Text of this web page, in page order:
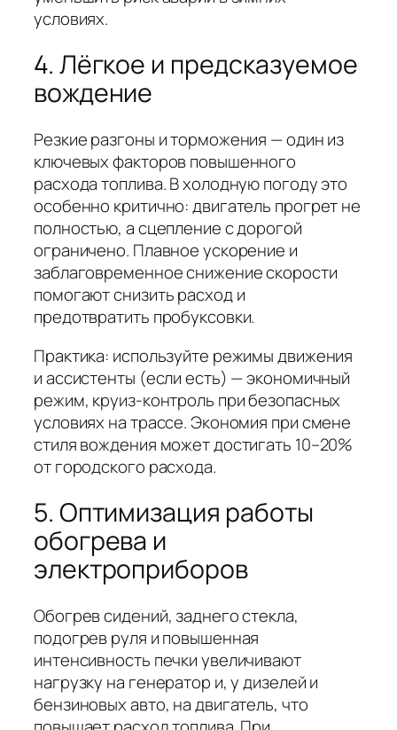
условиях.
4. Лёгкое и предсказуемое
вождение
Резкие разгоны и торможения — один из
ключевых факторов повышенного
расхода топлива. В холодную погоду это
особенно критично: двигатель прогрет не
полностью, а сцепление с дорогой
ограничено. Плавное ускорение и
заблаговременное снижение скорости
помогают снизить расход и
предотвратить пробуксовки.
Практика: используйте режимы движения
и ассистенты (если есть) — экономичный
режим, круиз-контроль при безопасных
условиях на трассе. Экономия при смене
стиля вождения может достигать 10–20%
от городского расхода.
5. Оптимизация работы
обогрева и
электроприборов
Обогрев сидений, заднего стекла,
подогрев руля и повышенная
интенсивность печки увеличивают
нагрузку на генератор и, у дизелей и
бензиновых авто, на двигатель, что